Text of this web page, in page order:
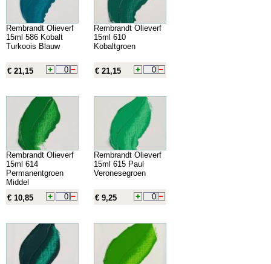
Rembrandt Olieverf
15ml 586 Kobalt
Turkoois Blauw
€ 21,15
Rembrandt Olieverf
15ml 610
Kobaltgroen
€ 21,15
Rembrandt Olieverf
15ml 614
Permanentgroen
Middel
€ 10,85
Rembrandt Olieverf
15ml 615 Paul
Veronesegroen
€ 9,25